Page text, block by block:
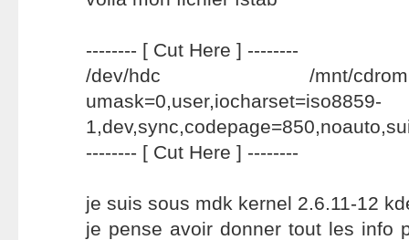
-------- [ Cut Here ] --------
/dev/hdc /mnt/
umask=0,user,iocharset=iso8859-
-------- [ Cut Here ] --------
je suis sous mdk kernel 2.6.11-12
je pense avoir donner tout les info